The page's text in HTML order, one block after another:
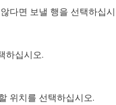
다면 보낼 행을 선택하십
하십시오.
위치를 선택하십시오.